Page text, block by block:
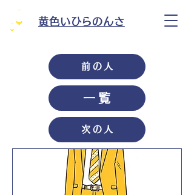
黄色いひらのんさ
前の人
一覧
次の人